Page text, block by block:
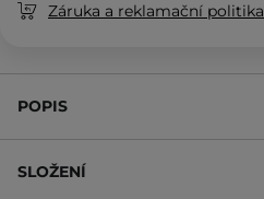
Záruka a reklamační politika
POPIS
SLOŽENÍ